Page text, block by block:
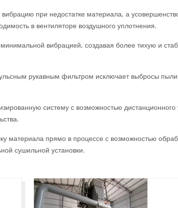
при недостатке материала, а
в вентиляторе воздушного уплотнения.
вибрацией, создавая более тихую и
рукавным фильтром исключает выбросы
систему с возможностью
материала прямо в процессе с возможностью
сушильной установки.